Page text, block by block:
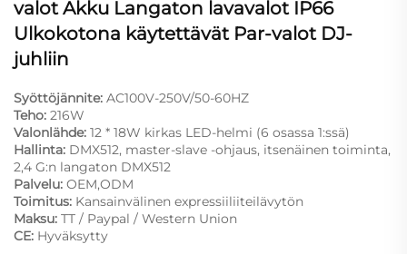
valot Akku Langaton lavavalot IP66
Ulkokotona käytettävät Par-valot DJ-
juhliin
Syöttöjännite: AC100V-250V/50-60HZ
Teho: 216W
Valonlähde: 12 * 18W kirkas LED-helmi (6 osassa 1:ssä)
Hallinta: DMX512, master-slave -ohjaus, itsenäinen toiminta,
2,4 G:n langaton DMX512
Palvelu: OEM,ODM
Toimitus: Kansainvälinen expressiiliiteilävytön
Maksu: TT / Paypal / Western Union
CE: Hyväksytty